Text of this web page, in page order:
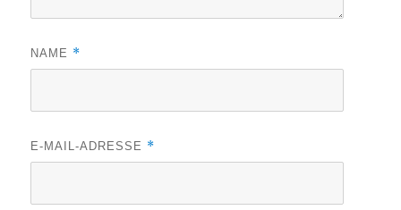
NAME *
E-MAIL-ADRESSE *